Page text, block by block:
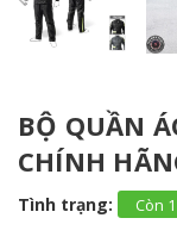
BỘ QUẦN
CHÍNH
Tình trạng: Còn